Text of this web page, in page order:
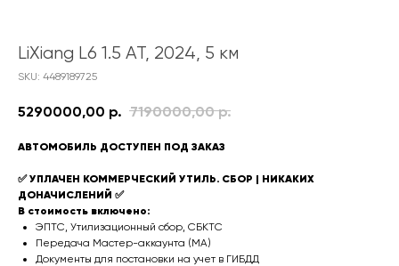
LiXiang L6 1.5 AT, 2024, 5 км
SKU: 4489189725
5290000,00 р. 7190000,00 р.
АВТОМОБИЛЬ ДОСТУПЕН ПОД ЗАКАЗ
✅ УПЛАЧЕН КОММЕРЧЕСКИЙ УТИЛЬ. СБОР | НИКАКИХ
ДОНАЧИСЛЕНИЙ ✅
В стоимость включено:
ЭПТС, Утилизационный сбор, СБКТС
Передача Мастер-аккаунта (MA)
Документы для постановки на учет в ГИБДД